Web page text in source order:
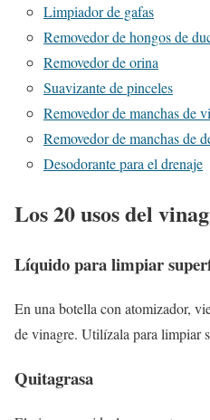
Limpiador de gafas
Removedor de hongos de
Removedor de orina
Suavizante de pinceles
Removedor de manchas de
Removedor de manchas de
Desodorante para el drenaje
Los 20 usos del
Líquido para limpiar
En una botella con atomizador,
de vinagre. Utilízala para limpiar
Quitagrasa